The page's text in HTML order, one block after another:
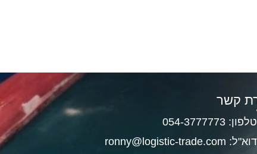
קשר
טלפון: 054-3777773
דוא"ל: ronny@logistic-trade.com